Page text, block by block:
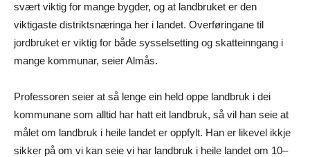
svært viktig for mange bygder, og at landbruket er den
viktigaste distriktsnæringa her i landet. Overføringane til
jordbruket er viktig for både sysselsetting og skatteinngang i
mange kommunar, seier Almås.
Professoren seier at så lenge ein held oppe landbruk i dei
kommunane som alltid har hatt eit landbruk, så vil han seie at
målet om landbruk i heile landet er oppfylt. Han er likevel ikkje
sikker på om vi kan seie vi har landbruk i heile landet om 10–